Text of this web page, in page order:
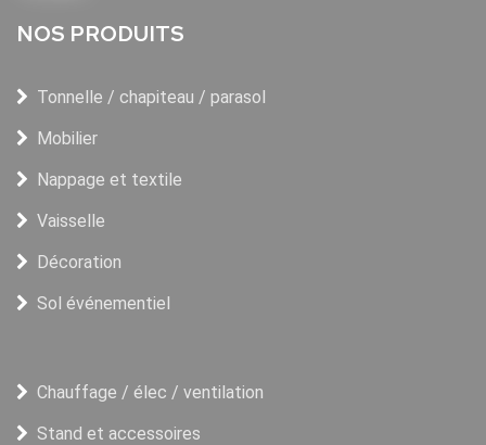
NOS PRODUITS
Tonnelle / chapiteau / parasol
Mobilier
Nappage et textile
Vaisselle
Décoration
Sol événementiel
Chauffage / élec / ventilation
Stand et accessoires